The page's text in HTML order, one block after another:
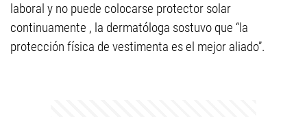
laboral y no puede colocarse protector solar
continuamente , la dermatóloga sostuvo que “la
protección física de vestimenta es el mejor aliado”.